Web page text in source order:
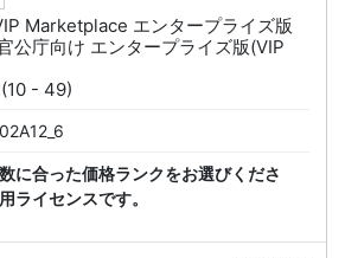
Marketplace エンタープライズ版
公庁向け エンタープライズ版(VIP
- 49)
に合った価格ランクをお選びくださ
ライセンスです。